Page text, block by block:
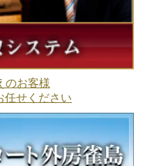
のお客様
任せください